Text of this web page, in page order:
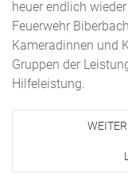
heuer endlich
Feuerwehr
Kameradinnen und
Gruppen der
Hilfeleistung.